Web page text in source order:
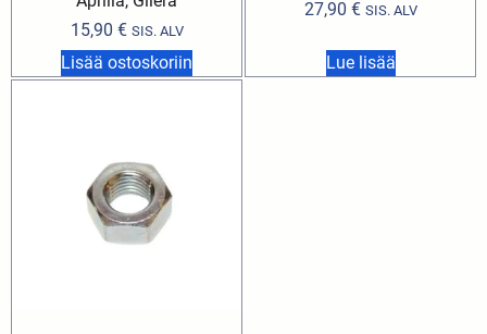
15,90 € SIS. ALV
Lisää ostoskoriin
27,90 € SIS. ALV
Lue lisää